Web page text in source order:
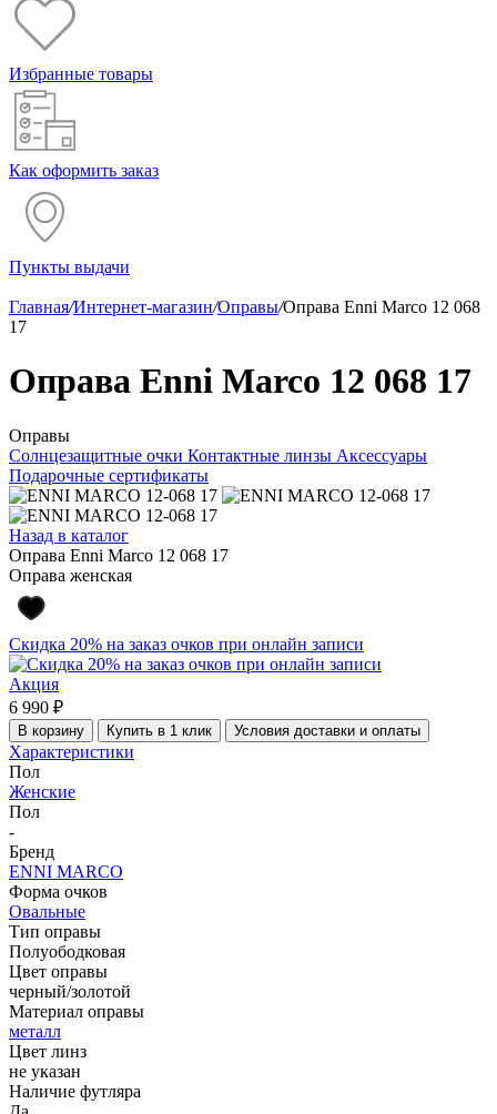
Избранные товары
Как оформить заказ
Пункты выдачи
Главная/Интернет-магазин/Оправы/Оправа Enni Marco 12 068
17
Оправа Enni Marco 12 068 17
Оправы
Солнцезащитные очки Контактные линзы Аксессуары
Подарочные сертификаты
Назад в каталог
Оправа Enni Marco 12 068 17
Оправа женская
Скидка 20% на заказ очков при онлайн записи
Акция
6 990 ₽
В корзину Купить в 1 клик Условия доставки и оплаты
Характеристики
Пол
Женские
Пол
-
Бренд
ENNI MARCO
Форма очков
Овальные
Тип оправы
Полуободковая
Цвет оправы
черный/золотой
Материал оправы
металл
Цвет линз
не указан
Наличие футляра